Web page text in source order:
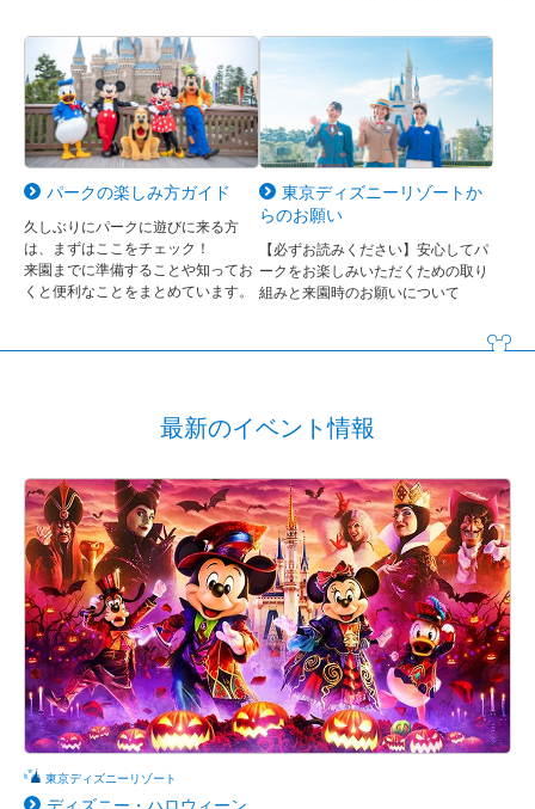
パークの楽しみ方ガイド
久しぶりにパークに遊びに来る方
は、まずはここをチェック！
来園までに準備することや知ってお
くと便利なことをまとめています。
東京ディズニーリゾートか
らのお願い
【必ずお読みください】安心してパ
ークをお楽しみいただくための取り
組みと来園時のお願いについて
最新のイベント情報
東京ディズニーリゾート
ディズニー・ハロウィーン